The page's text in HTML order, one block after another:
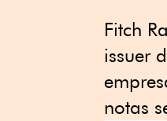
Fitch
issuer
notas